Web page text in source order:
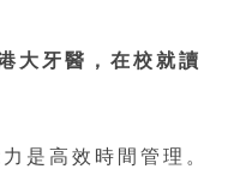
牙醫，在校就讀
是高效時間管理。